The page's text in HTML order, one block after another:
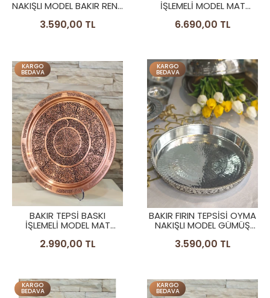
NAKIŞLI MODEL BAKIR RENK
3.590,00 TL
İŞLEMELİ MODEL MAT
6.690,00 TL
KARGO
BEDAVA
BAKIR TEPSİ BASKI
İŞLEMELİ MODEL MAT
BAKIR RENK TEPSİ 33 CM
2.990,00 TL
KARGO
BEDAVA
BAKIR FIRIN TEPSİSİ OYMA
NAKIŞLI MODEL GÜMÜŞ
RENK 35 CM
3.590,00 TL
KARGO
BEDAVA
KARGO
BEDAVA